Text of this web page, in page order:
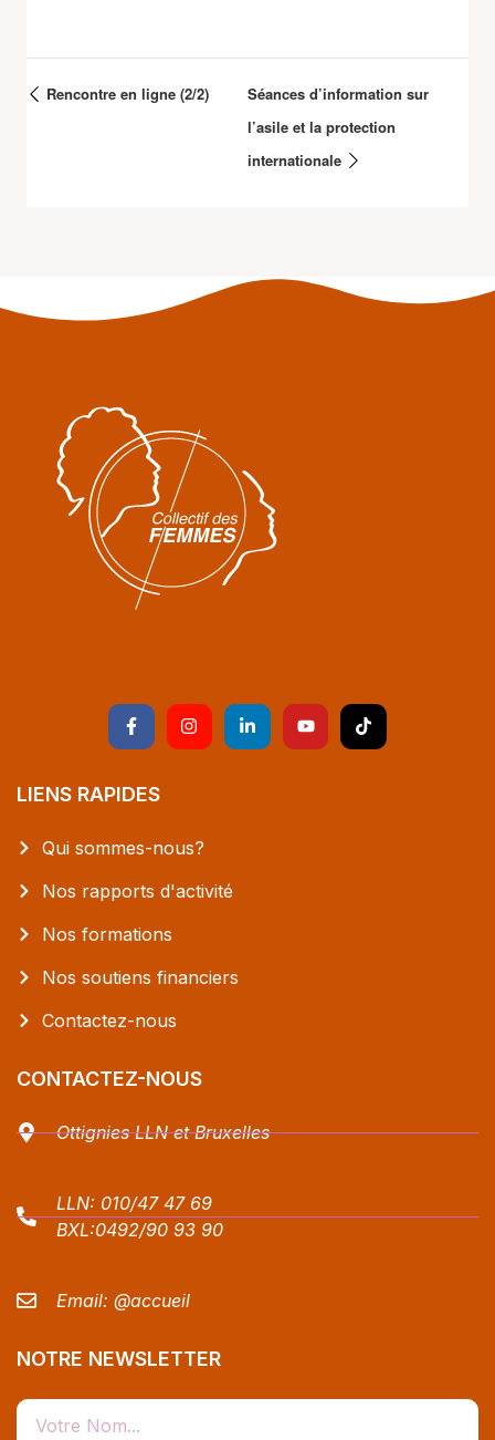
Rencontre en ligne (2/2)
Séances d’information sur
l’asile et la protection
internationale
LIENS RAPIDES
Qui sommes-nous?
Nos rapports d'activité
Nos formations
Nos soutiens financiers
Contactez-nous
CONTACTEZ-NOUS
Ottignies LLN et Bruxelles
LLN: 010/47 47 69
BXL:0492/90 93 90
Email: @accueil
NOTRE NEWSLETTER